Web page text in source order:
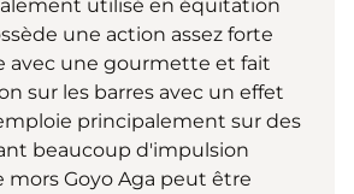
utilisé en équitation
une action assez forte
avec une gourmette et fait
sur les barres avec un effet
principalement sur des
beaucoup d'impulsion
mors Goyo Aga peut être